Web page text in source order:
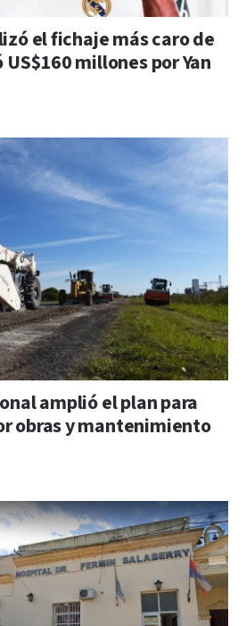
el fichaje más caro de
millones por Yan
amplió el plan para
obras y mantenimiento